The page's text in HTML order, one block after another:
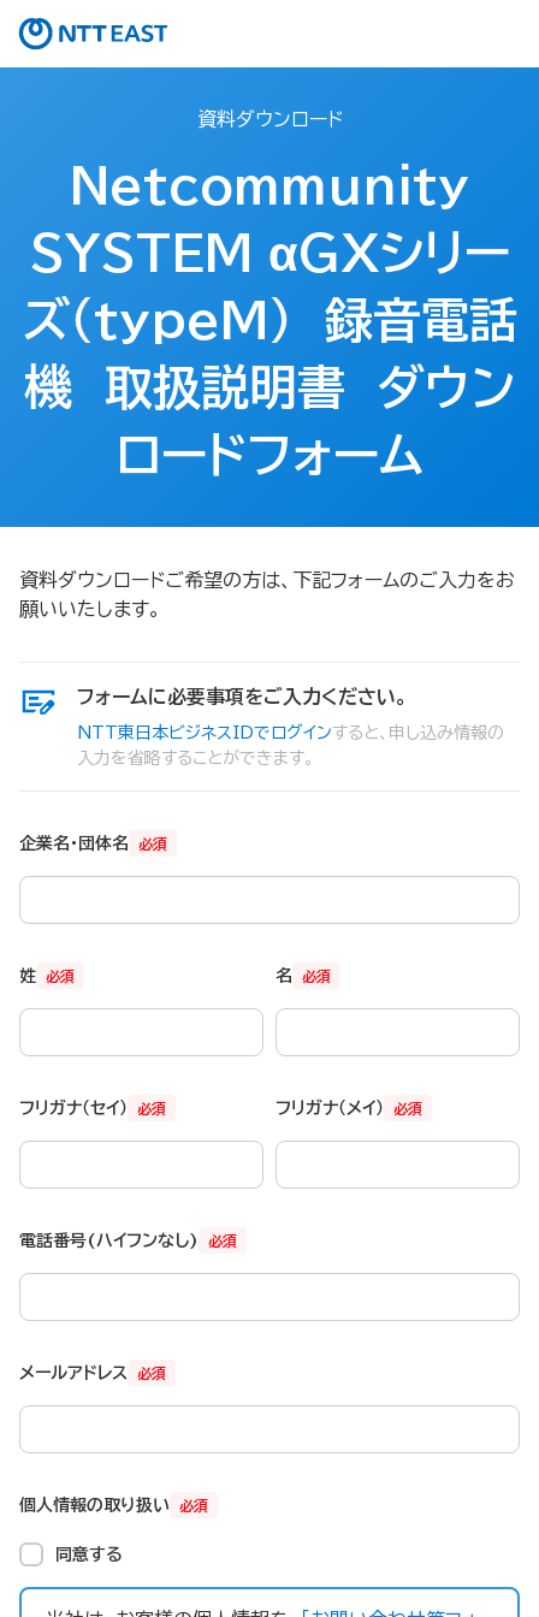
資料ダウンロード
Netcommunity
SYSTEM αGXシリー
ズ（typeM） 録音電話
機 取扱説明書 ダウン
ロードフォーム
資料ダウンロードご希望の方は、下記フォームのご入力をお
願いいたします。
フォームに必要事項をご入力ください。
NTT東日本ビジネスIDでログインすると、申し込み情報の
入力を省略することができます。
必須
企業名・団体名
必須
姓 必須
名
必須
フリガナ（セイ） 必須
フリガナ（メイ）
必須
電話番号(ハイフンなし)
必須
メールアドレス
必須
個人情報の取り扱い
同意する